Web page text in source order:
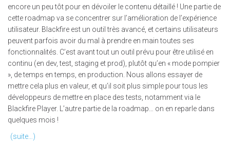
encore un peu tôt pour en dévoiler le contenu détaillé ! Une partie de
cette roadmap va se concentrer sur l’amélioration de l’expérience
utilisateur. Blackfire est un outil très avancé, et certains utilisateurs
peuvent parfois avoir du mal à prendre en main toutes ses
fonctionnalités. C’est avant tout un outil prévu pour être utilisé en
continu (en dev, test, staging et prod), plutôt qu’en « mode pompier
», de temps en temps, en production. Nous allons essayer de
mettre cela plus en valeur, et qu’il soit plus simple pour tous les
développeurs de mettre en place des tests, notamment via le
Blackfire Player. L’autre partie de la roadmap… on en reparle dans
quelques mois !
(suite…)